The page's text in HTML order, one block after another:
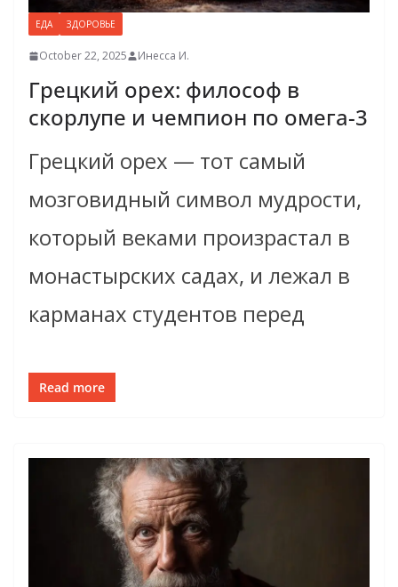
ЕДА ЗДОРОВЬЕ
October 22, 2025 Инесса И.
Грецкий орех: философ в
скорлупе и чемпион по омега-3
Грецкий орех — тот самый
мозговидный символ мудрости,
который веками произрастал в
монастырских садах, и лежал в
карманах студентов перед
Read more